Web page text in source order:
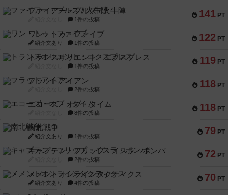
141 PT
ファイアー・ブルズ / 火牛陣
1件の投稿
122 PT
ワン・トゥ・ファイブ
紹介文あり 1件の投稿
119 PT
トランスオリエント・エクスプレス
1件の投稿
118 PT
フラットアイアン
2件の投稿
118 PT
エコーズ・オブ・タイム
8件の投稿
79 PT
南北戦争
紹介文あり 1件の投稿
72 PT
キャプテン・フリップ：イスラ・ボンバ
2件の投稿
70 PT
メメントオンラインタクティクス
紹介文あり 4件の投稿